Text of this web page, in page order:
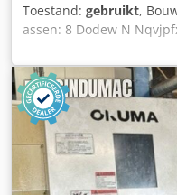
Toestand: gebruikt,
assen: 8 Dodew N
bed (mm): 650
Afstand tussen centers
310 / 12,20 Max.
300 / Ø11,81 × 11,81
Spildiameter (mm): 120
bereik (min⁻¹ / rpm): 38
bereiken: 2 Zie foto’s
en gereedschappen op